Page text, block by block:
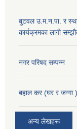
बुटवल उ.म.न.पा. र
कार्यक्रमका लागी
नगर परिषद सम्पन्न
बहाल कर (घर र जग्गा )
अन्य लेखहरू